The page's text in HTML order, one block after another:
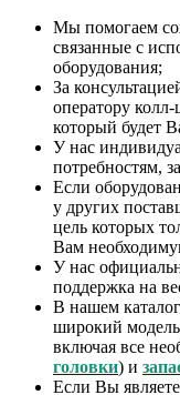
Мы помогаем
связанные с
оборудования;
За
оператору
который будет
У нас
потребностям,
Если
у других
цель которых
Вам
У нас
поддержка на
В нашем
широкий
включая все
головки) и
Если Вы